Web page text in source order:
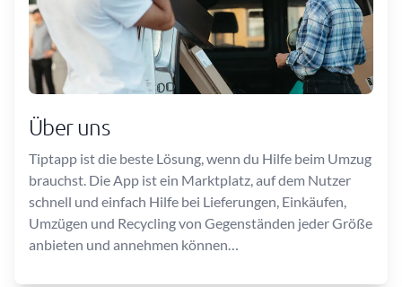
Über uns
Tiptapp ist die beste Lösung, wenn du Hilfe beim Umzug
brauchst. Die App ist ein Marktplatz, auf dem Nutzer
schnell und einfach Hilfe bei Lieferungen, Einkäufen,
Umzügen und Recycling von Gegenständen jeder Größe
anbieten und annehmen können…